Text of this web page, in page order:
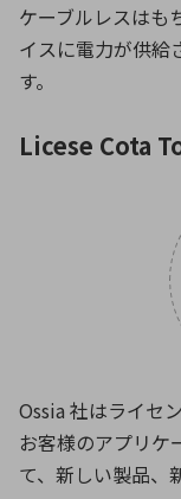
ケーブルレスはも
イスに電力が供給
す。
Licese Cota
Ossia 社はライセ
お客様のアプリケ
て、新しい製品、